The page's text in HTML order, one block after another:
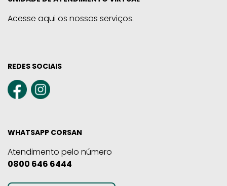
Acesse aqui os nossos serviços.
REDES SOCIAIS
WHATSAPP CORSAN
Atendimento pelo número
0800 646 6444